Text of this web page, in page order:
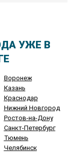
УЖЕ В
Воронеж
Казань
Краснодар
Нижний Новгород
Ростов-на-Дону
Санкт-Петербург
Тюмень
Челябинск